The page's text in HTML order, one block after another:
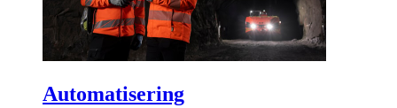
Automatisering